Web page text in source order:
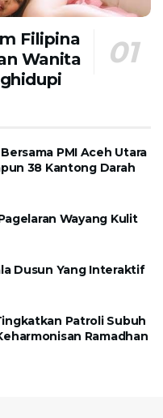
Filipina
Wanita
PMI Aceh Utara
38 Kantong Darah
Wayang Kulit
Dusun Yang Interaktif
Patroli Subuh
Ramadhan